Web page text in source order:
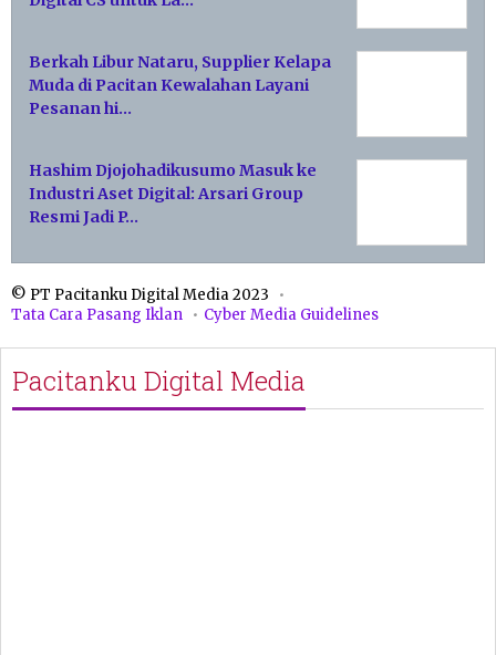
Berkah Libur Nataru, Supplier Kelapa
Muda di Pacitan Kewalahan Layani
Pesanan hi…
Hashim Djojohadikusumo Masuk ke
Industri Aset Digital: Arsari Group
Resmi Jadi P…
© PT Pacitanku Digital Media 2023
Tata Cara Pasang Iklan
Cyber Media Guidelines
Pacitanku Digital Media